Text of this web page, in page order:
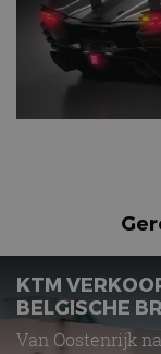
KTM
BELGISCHE
Van Oostenrijk